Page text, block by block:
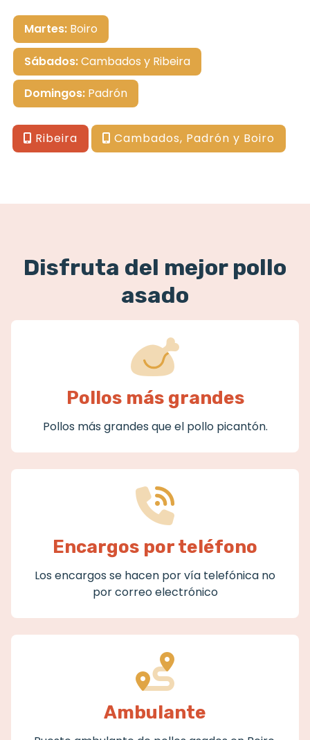
Martes: Boiro
Sábados:Cambados y Ribeira
Domingos: Padrón
Ribeira Cambados, Padrón y Boiro
Disfruta del mejor pollo
asado
Pollos más grandes
Pollos más grandes que el pollo picantón.
Encargos por teléfono
Los encargos se hacen por vía telefónica no
por correo electrónico
Ambulante